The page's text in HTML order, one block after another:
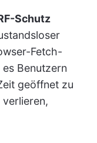
Schutz
Fetch-
Benutzern
geöffnet zu